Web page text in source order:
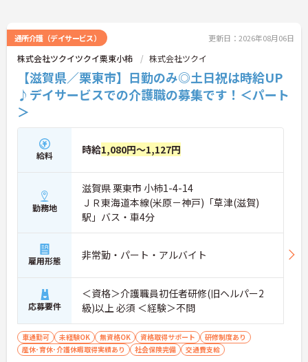
です】
で、100施設以上を運営する安定した経営基盤があ
ります
・介護福祉士を取得すると資格手当がプラスされ、
プラチナ介護職（4資格）に認定されると月38,000
・介護福祉士国家試験対策講座・認知症ケア専門士
対策・ケアマネジャー対策など、資格取得支援講座
を自社開講しており、資格保有率99.8%の実績があ
ります
【残業月4.3時間、給与と働きやすさを両立している
・賞与年2回・定期昇給、夜勤手当・家族手当・住
宅手当など各種手当が充実しています
・残業は月平均4.3時間と業界水準を大きく下回って
おり、有給休暇取得実績14日と休みも取りやすい環
境です
・年間休日111日以上・シフトは柔軟に対応してお
・インカム導入によりスタッフ間のフリーハンド連
絡・情報共有が可能、また、睡眠センサー・アレク
サ等IoT機器を活用し、業務効率化と質の高いケアを
両立しています
・従業員満足度調査を定期実施し、スタッフの声を
通所介護（デイサービス） 更新日：2026年08月06日
株式会社ツクイツクイ栗東小柿 株式会社ツクイ
【滋賀県／栗東市】日勤のみ◎土日祝は時給UP
♪デイサービスでの介護職の募集です！＜パート
＞
給料 時給1,080円～1,127円
勤務地
滋賀県 栗東市 小柿1-4-14
ＪＲ東海道本線(米原－神戸)「草津(滋賀)
駅」バス・車4分
雇用形態 非常勤・パート・アルバイト
応募要件
＜資格＞介護職員初任者研修(旧ヘルパー2
級)以上 必須 ＜経験＞不問
車通勤可 未経験OK 無資格OK 資格取得サポート
研修制度あり
産休･育休･介護休暇取得実績あり
社会保険完備 交通費支給